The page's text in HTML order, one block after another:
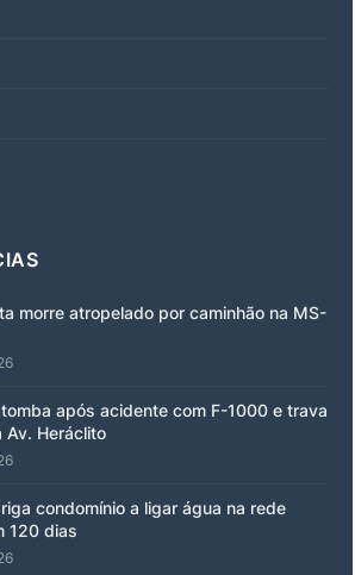
morre atropelado por caminhão na MS-
após acidente com F-1000 e trava
Av. Heráclito
condomínio a ligar água na rede
120 dias